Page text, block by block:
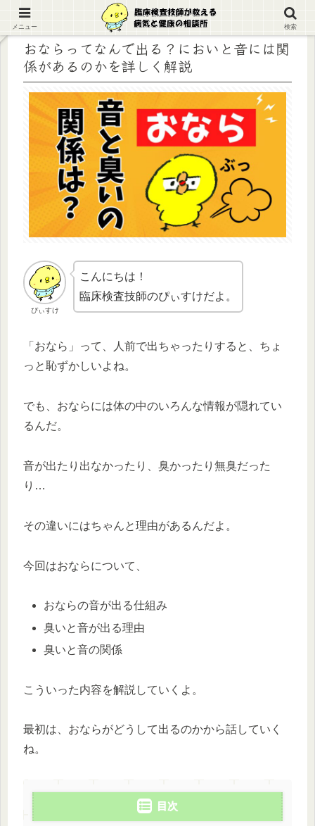
おならってなんで出る？においと音には関
係があるのかを詳しく解説
ぴぃすけ
こんにちは！
臨床検査技師のぴぃすけだよ。
「おなら」って、人前で出ちゃったりすると、ちょ
っと恥ずかしいよね。
でも、おならには体の中のいろんな情報が隠れてい
るんだ。
音が出たり出なかったり、臭かったり無臭だった
り…
その違いにはちゃんと理由があるんだよ。
今回はおならについて、
おならの音が出る仕組み
臭いと音が出る理由
臭いと音の関係
こういった内容を解説していくよ。
最初は、おならがどうして出るのかから話していく
ね。
目次
メニュー 検索